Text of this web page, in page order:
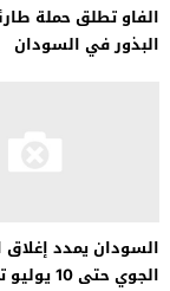
الفاو تطلق حملة
البذور في السودان
السودان يمدد إغلاق
الجوي حتى 10 يوليو تموز